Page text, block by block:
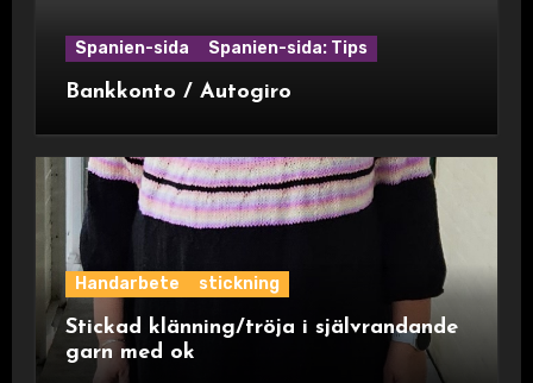
Spanien-sida Spanien-sida: Tips
Bankkonto / Autogiro
Handarbete stickning
Stickad klänning/tröja i självrandande
garn med ok